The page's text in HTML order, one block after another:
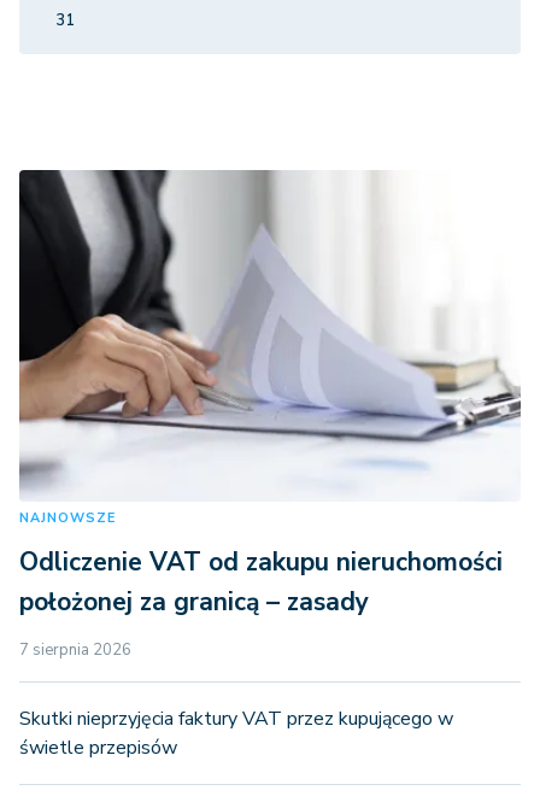
31
NAJNOWSZE
Odliczenie VAT od zakupu nieruchomości
położonej za granicą – zasady
7 sierpnia 2026
Skutki nieprzyjęcia faktury VAT przez kupującego w
świetle przepisów